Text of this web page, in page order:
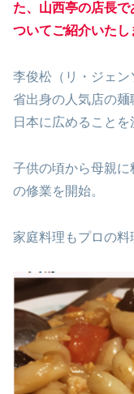
た、山西亭の店長
ついてご紹介いたし
李俊松（リ・ジェ
省出身の人気店の
日本に広めることを
子供の頃から母親
の修業を開始。
家庭料理もプロの料